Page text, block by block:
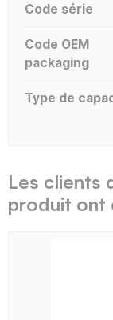
Code série
Code OEM
packaging
Type de
Les clients
produit ont